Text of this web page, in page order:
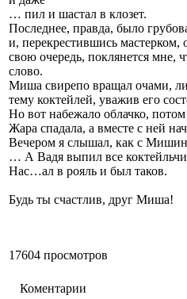
… пил и шастал в клозет.
Последнее, правда, было
и, перекрестившись
свою очередь, поклянется мне,
слово.
Миша свирепо вращал очами,
тему коктейлей, уважив его
Но вот набежало облачко,
Жара спадала, а вместе с ней
Вечером я слышал, как с
… А Вадя выпил все
Нас…ал в рояль и был таков.
Будь ты счастлив, друг Миша!
17604 просмотров
Коментарии